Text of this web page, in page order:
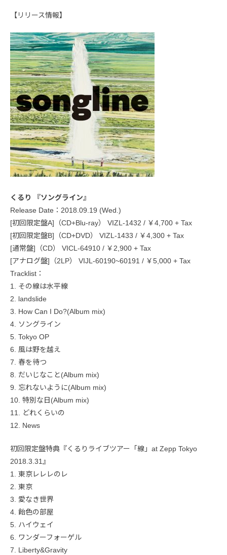
【リリース情報】
くるり 『ソングライン』
Release Date：2018.09.19 (Wed.)
[初回限定盤A]（CD+Blu-ray） VIZL-1432 / ￥4,700 + Tax
[初回限定盤B]（CD+DVD） VIZL-1433 / ￥4,300 + Tax
[通常盤]（CD） VICL-64910 / ￥2,900 + Tax
[アナログ盤]（2LP） VIJL-60190~60191 / ￥5,000 + Tax
Tracklist：
1. その線は水平線
2. landslide
3. How Can I Do?(Album mix)
4. ソングライン
5. Tokyo OP
6. 風は野を越え
7. 春を待つ
8. だいじなこと(Album mix)
9. 忘れないように(Album mix)
10. 特別な日(Album mix)
11. どれくらいの
12. News
初回限定盤特典『くるりライブツアー「線」at Zepp Tokyo
2018.3.31』
1. 東京レレレのレ
2. 東京
3. 愛なき世界
4. 飴色の部屋
5. ハイウェイ
6. ワンダーフォーゲル
7. Liberty&Gravity